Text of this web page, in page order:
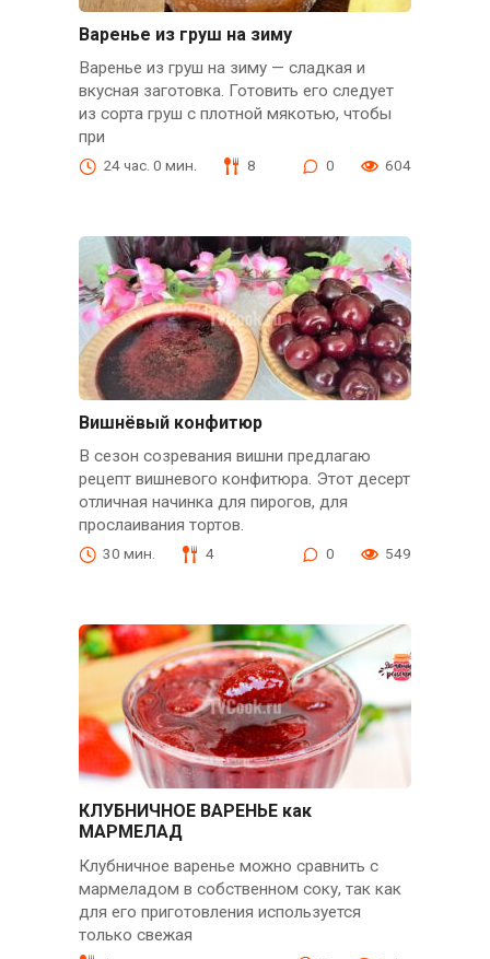
Варенье из груш на зиму
Варенье из груш на зиму — сладкая и
вкусная заготовка. Готовить его следует
из сорта груш с плотной мякотью, чтобы
при
24 час. 0 мин. 8 0 604
Вишнёвый конфитюр
В сезон созревания вишни предлагаю
рецепт вишневого конфитюра. Этот десерт
отличная начинка для пирогов, для
прослаивания тортов.
30 мин. 4 0 549
КЛУБНИЧНОЕ ВАРЕНЬЕ как
МАРМЕЛАД
Клубничное варенье можно сравнить с
мармеладом в собственном соку, так как
для его приготовления используется
только свежая